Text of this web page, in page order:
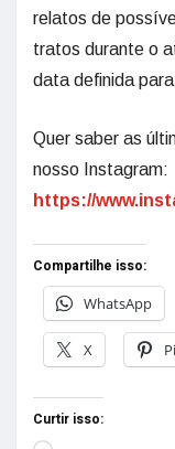
relatos de
tratos durante o
data definida
Quer saber as
nosso Instagram:
https://
Compartilhe isso:
WhatsApp
X
Curtir isso: